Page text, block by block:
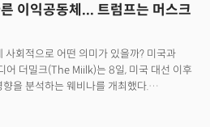
이익공동체... 트럼프는 머스크
사회적으로 어떤 의미가 있을까? 미국과
어 더밀크(The Miilk)는 8일, 미국 대선 이후
을 분석하는 웨비나를 개최했다.
된 이후 경제, 산업, 자산 시장 등에 미칠